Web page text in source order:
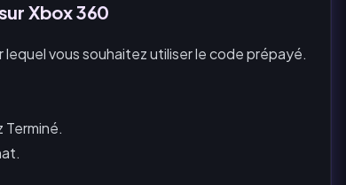
Xbox 360
vous souhaitez utiliser le code prépayé.